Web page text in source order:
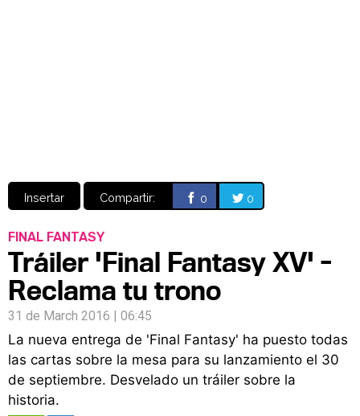
Insertar Compartir: 0 0
FINAL FANTASY
Tráiler 'Final Fantasy XV' -
Reclama tu trono
31 de March 2016 | 06:45
La nueva entrega de 'Final Fantasy' ha puesto todas
las cartas sobre la mesa para su lanzamiento el 30
de septiembre. Desvelado un tráiler sobre la
historia.